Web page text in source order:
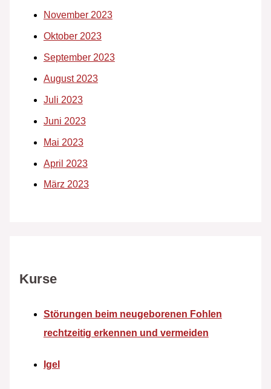
November 2023
Oktober 2023
September 2023
August 2023
Juli 2023
Juni 2023
Mai 2023
April 2023
März 2023
Kurse
Störungen beim neugeborenen Fohlen
rechtzeitig erkennen und vermeiden
Igel